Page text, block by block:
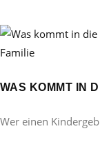
Familie
WAS KOMMT IN
Wer einen